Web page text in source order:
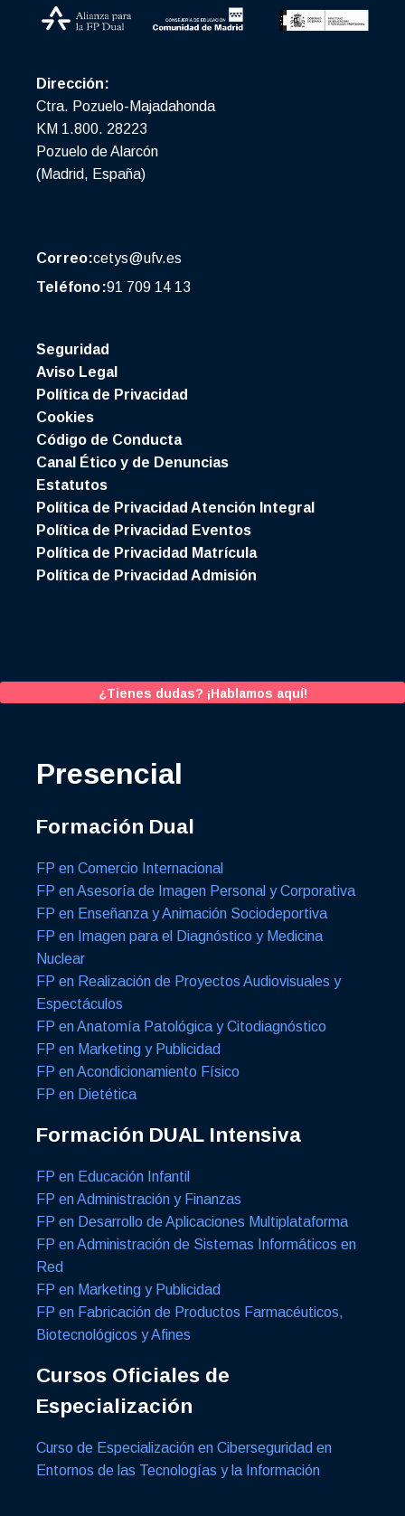
Dirección:
Ctra. Pozuelo-Majadahonda
KM 1.800. 28223
Pozuelo de Alarcón
(Madrid, España)
Correo:cetys@ufv.es
Teléfono:91 709 14 13
Seguridad
Aviso Legal
Política de Privacidad
Cookies
Código de Conducta
Canal Ético y de Denuncias
Estatutos
Política de Privacidad Atención Integral
Política de Privacidad Eventos
Política de Privacidad Matrícula
Política de Privacidad Admisión
¿Tienes dudas? ¡Hablamos aquí!
Presencial
Formación Dual
FP en Comercio Internacional
FP en Asesoría de Imagen Personal y Corporativa
FP en Enseñanza y Animación Sociodeportiva
FP en Imagen para el Diagnóstico y Medicina
Nuclear
FP en Realización de Proyectos Audiovisuales y
Espectáculos
FP en Anatomía Patológica y Citodiagnóstico
FP en Marketing y Publicidad
FP en Acondicionamiento Físico
FP en Dietética
Formación DUAL Intensiva
FP en Educación Infantil
FP en Administración y Finanzas
FP en Desarrollo de Aplicaciones Multiplataforma
FP en Administración de Sistemas Informáticos en
Red
FP en Marketing y Publicidad
FP en Fabricación de Productos Farmacéuticos,
Biotecnológicos y Afines
Cursos Oficiales de
Especialización
Curso de Especialización en Ciberseguridad en
Entornos de las Tecnologías y la Información